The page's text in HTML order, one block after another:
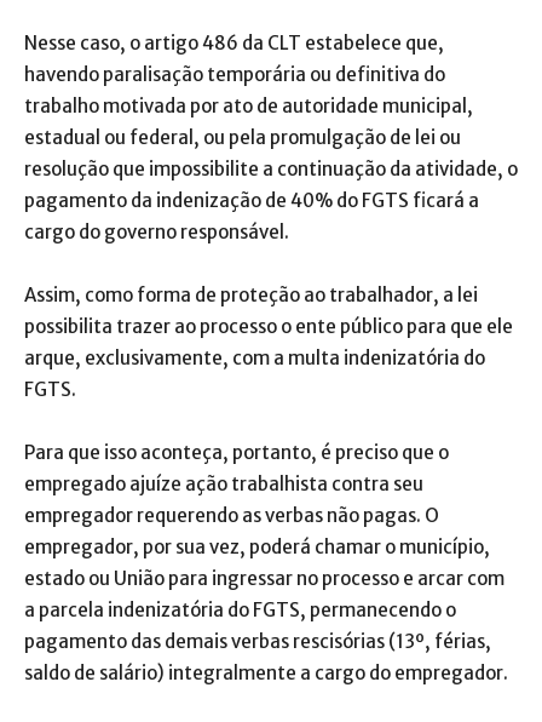
Nesse caso, o artigo 486 da CLT estabelece que,
havendo paralisação temporária ou definitiva do
trabalho motivada por ato de autoridade municipal,
estadual ou federal, ou pela promulgação de lei ou
resolução que impossibilite a continuação da atividade, o
pagamento da indenização de 40% do FGTS ficará a
cargo do governo responsável.
Assim, como forma de proteção ao trabalhador, a lei
possibilita trazer ao processo o ente público para que ele
arque, exclusivamente, com a multa indenizatória do
FGTS.
Para que isso aconteça, portanto, é preciso que o
empregado ajuíze ação trabalhista contra seu
empregador requerendo as verbas não pagas. O
empregador, por sua vez, poderá chamar o município,
estado ou União para ingressar no processo e arcar com
a parcela indenizatória do FGTS, permanecendo o
pagamento das demais verbas rescisórias (13º, férias,
saldo de salário) integralmente a cargo do empregador.